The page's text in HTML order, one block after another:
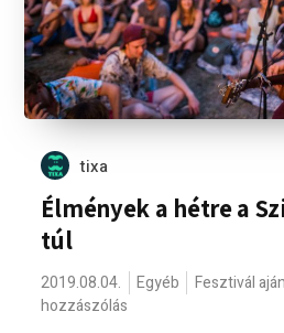
tixa
Élmények a hétre a
túl
2019.08.04. Egyéb Fesztivál
hozzászólás